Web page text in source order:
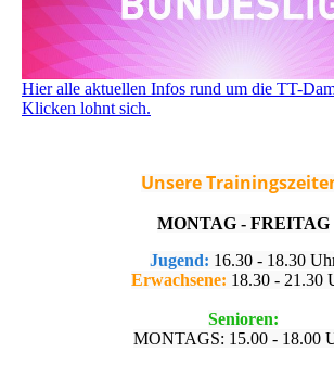
Hier alle aktuellen Infos rund um die TT-
Klicken lohnt sich.
Unsere
MONTAG - FREITAG
Jugend: 16.30 - 18.30
Erwachsene: 18.30 - 21.30
Senioren:
MONTAGS: 15.00 - 18.00